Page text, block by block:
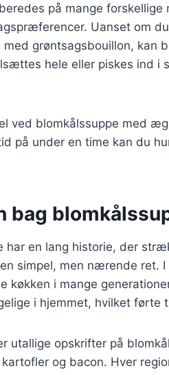
på mange
Uanset om
grøntsagsbouillon, kan
hele eller piskes ind i
ved blomkålssuppe med
på under en time kan du
bag
har en lang historie, der
simpel, men nærende ret.
køkken i mange
i hjemmet, hvilket førte
utallige opskrifter på
og bacon. Hver